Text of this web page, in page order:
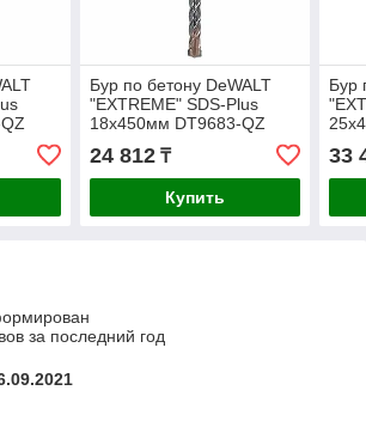
Бур по бетону DeWALT
"EXTREME" SDS-Plus
18х450мм DT9683-QZ
24 812₸
Купить
Бур
33
за последний год